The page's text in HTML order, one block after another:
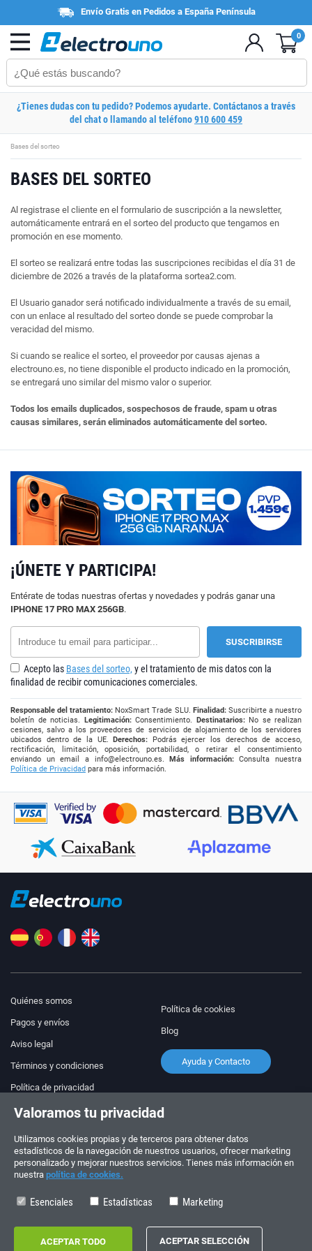
Envío Gratis en Pedidos a España Península
0
¿Tienes dudas con tu pedido? Podemos ayudarte. Contáctanos a través
del chat o llamando al teléfono910 600 459
Bases del sorteo
BASES DEL SORTEO
Al registrase el cliente en el formulario de suscripción a la newsletter,
automáticamente entrará en el sorteo del producto que tengamos en
promoción en ese momento.
El sorteo se realizará entre todas las suscripciones recibidas el día 31 de
diciembre de 2026 a través de la plataforma sortea2.com.
El Usuario ganador será notificado individualmente a través de su email,
con un enlace al resultado del sorteo donde se puede comprobar la
veracidad del mismo.
Si cuando se realice el sorteo, el proveedor por causas ajenas a
electrouno.es, no tiene disponible el producto indicado en la promoción,
se entregará uno similar del mismo valor o superior.
Todos los emails duplicados, sospechosos de fraude, spam u otras
causas similares, serán eliminados automáticamente del sorteo.
¡ÚNETE Y PARTICIPA!
Entérate de todas nuestras ofertas y novedades y podrás ganar una
IPHONE 17 PRO MAX 256GB.
Acepto las Bases del sorteo, y el tratamiento de mis datos con la
finalidad de recibir comunicaciones comerciales.
Responsable del tratamiento: NoxSmart Trade SLU. Finalidad:Suscribirte a nuestro
boletín de noticias. Legitimación:Consentimiento. Destinatarios:No se realizan
cesiones, salvo a los proveedores de servicios de alojamiento de los servidores
ubicados dentro de la UE.Derechos: Podrás ejercer los derechos de acceso,
rectificación, limitación, oposición, portabilidad, o retirar el consentimiento
enviando un email a info@electrouno.es.Más información:Consulta nuestra
Política de Privacidad para más información.
Quiénes somos
Pagos y envíos
Aviso legal
Términos y condiciones
Política de privacidad
Política de cookies
Blog
Ayuda y Contacto
PEDIDOS Y CONSULTAS
+34 910 600 459
+34 622 219 640
HORARIO DE VERANO
¡Síguenos!
Copyright © 2026 - electrouno.es, propiedad de NoxSmart Trade, SLU - CIF:
Valoramos tu privacidad
Utilizamos cookies propias y de terceros para obtener datos
estadísticos de la navegación de nuestros usuarios, ofrecer marketing
personalizado y mejorar nuestros servicios. Tienes más información en
nuestra política de cookies.
Esenciales Estadísticas Marketing